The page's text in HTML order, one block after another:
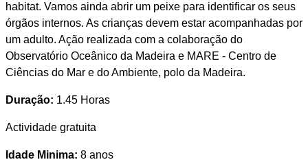
habitat. Vamos ainda abrir um peixe para identificar os seus
órgãos internos. As crianças devem estar acompanhadas por
um adulto. Ação realizada com a colaboração do
Observatório Oceânico da Madeira e MARE - Centro de
Ciências do Mar e do Ambiente, polo da Madeira.
Duração: 1.45 Horas
Actividade gratuita
Idade Minima: 8 anos